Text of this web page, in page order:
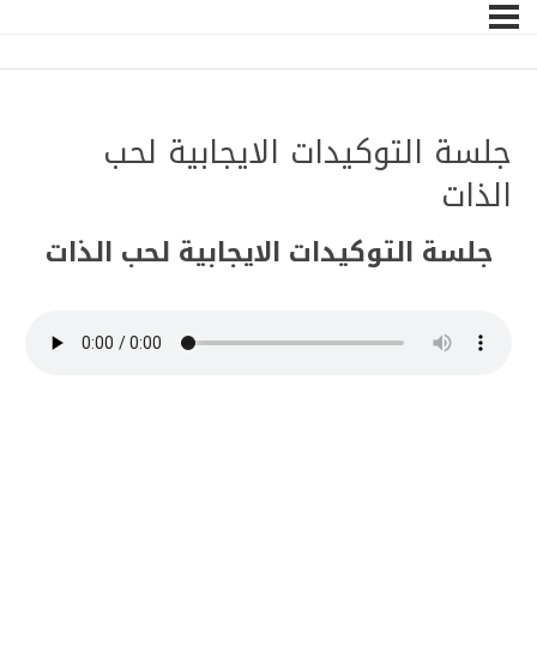
جلسة التوكيدات الايجابية لحب
الذات
جلسة التوكيدات الايجابية لحب الذات